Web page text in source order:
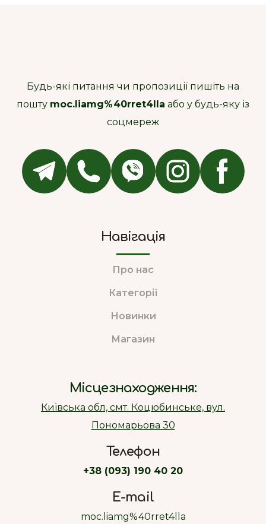
Будь-які питання чи пропозиції пишіть на
пошту moc.liamg%40rret4lla або у будь-яку із
соцмереж
Навігація
Про нас
Категорії
Новинки
Магазин
Місцезнаходження:
Київська обл, смт. Коцюбинське, вул.
Пономарьова 30
Телефон
+38 (093) 190 40 20
E-mail
moc.liamg%40rret4lla